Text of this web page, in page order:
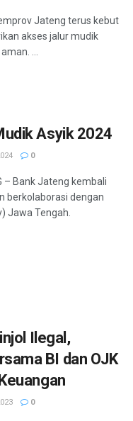
Jateng terus kebut
akses jalur mudik
...
Asyik 2024
0
– Bank Jateng kembali
berkolaborasi dengan
Jawa Tengah.
Ilegal,
BI dan OJK
0